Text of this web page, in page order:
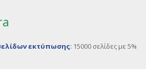
εκτύπωσης: 15000 σελίδες με 5%